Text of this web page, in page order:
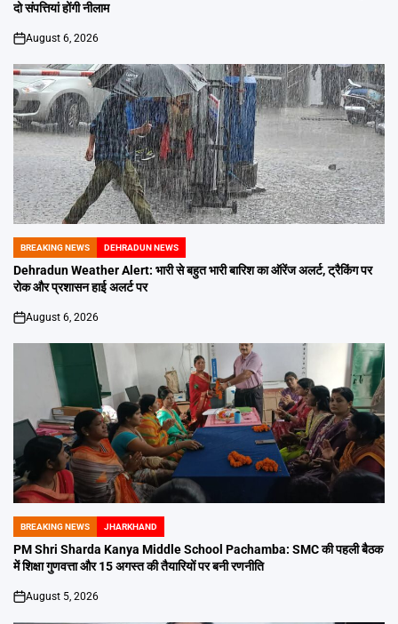
दो संपत्तियां होंगी नीलाम
on
August 6, 2026
POSTED
IN
BREAKING NEWS DEHRADUN NEWS
Dehradun Weather Alert: भारी से बहुत भारी बारिश का ऑरेंज अलर्ट, ट्रैकिंग पर
रोक और प्रशासन हाई अलर्ट पर
on
August 6, 2026
POSTED
IN
BREAKING NEWS JHARKHAND
PM Shri Sharda Kanya Middle School Pachamba: SMC की पहली बैठक
में शिक्षा गुणवत्ता और 15 अगस्त की तैयारियों पर बनी रणनीति
on
August 5, 2026